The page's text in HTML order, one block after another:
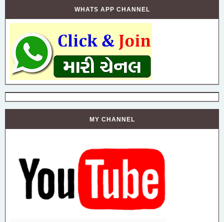
WHATS APP CHANNEL
MY CHANNEL